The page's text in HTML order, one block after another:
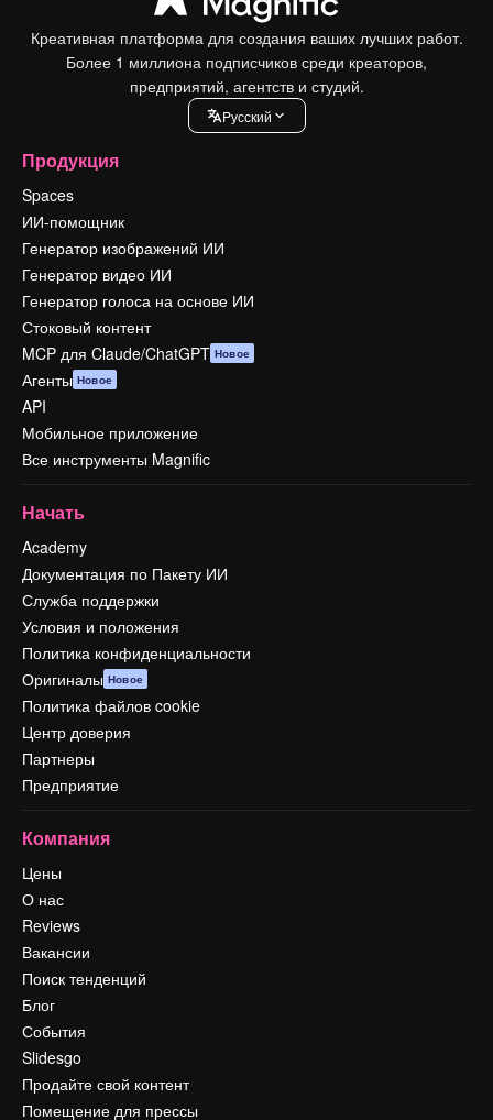
Креативная платформа для создания ваших лучших работ.
Более 1 миллиона подписчиков среди креаторов,
предприятий, агентств и студий.
Pусский
Продукция
Spaces
ИИ-помощник
Генератор изображений ИИ
Генератор видео ИИ
Генератор голоса на основе ИИ
Стоковый контент
MCP для Claude/ChatGPT Новое
Агенты Новое
API
Мобильное приложение
Все инструменты Magnific
Начать
Academy
Документация по Пакету ИИ
Служба поддержки
Условия и положения
Политика конфиденциальности
Оригиналы Новое
Политика файлов cookie
Центр доверия
Партнеры
Предприятие
Компания
Цены
О нас
Reviews
Вакансии
Поиск тенденций
Блог
События
Slidesgo
Продайте свой контент
Помещение для прессы